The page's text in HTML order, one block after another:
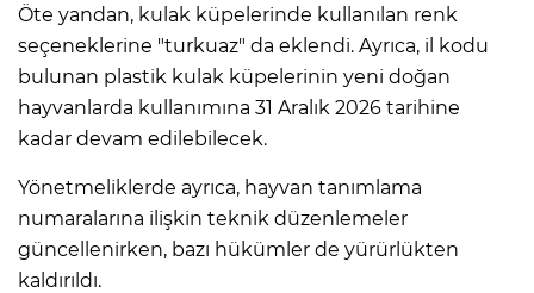
Öte yandan, kulak küpelerinde kullanılan renk
seçeneklerine "turkuaz" da eklendi. Ayrıca, il kodu
bulunan plastik kulak küpelerinin yeni doğan
hayvanlarda kullanımına 31 Aralık 2026 tarihine
kadar devam edilebilecek.
Yönetmeliklerde ayrıca, hayvan tanımlama
numaralarına ilişkin teknik düzenlemeler
güncellenirken, bazı hükümler de yürürlükten
kaldırıldı.